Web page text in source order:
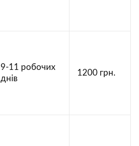
9-11 робочих
днів
1200 грн.